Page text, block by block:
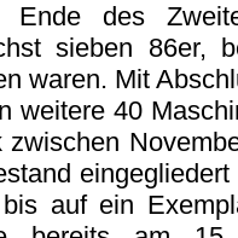
Ende des
sieben 86er,
waren. Mit
weitere 40
zwischen
auf ein